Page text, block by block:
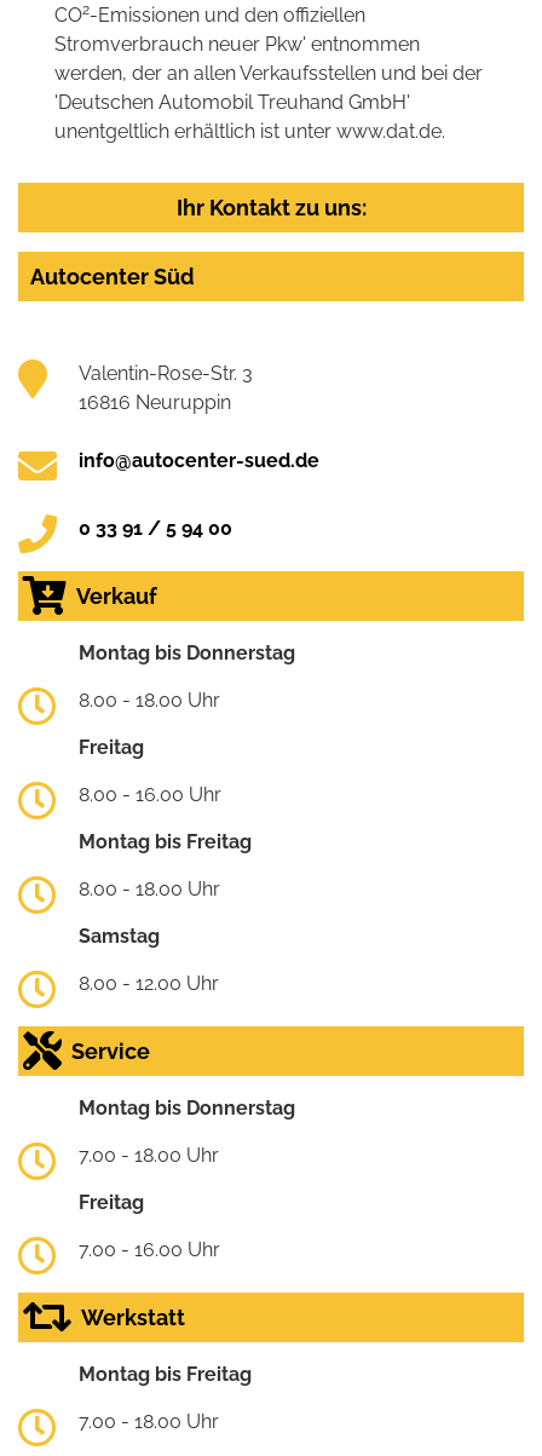
CO2-Emissionen und den offiziellen
Stromverbrauch neuer Pkw' entnommen
werden, der an allen Verkaufsstellen und bei der
'Deutschen Automobil Treuhand GmbH'
unentgeltlich erhältlich ist unter www.dat.de.
Ihr Kontakt zu uns:
Autocenter Süd
Valentin-Rose-Str. 3
16816 Neuruppin
info@autocenter-sued.de
0 33 91 / 5 94 00
Verkauf
Montag bis Donnerstag
8.00 - 18.00 Uhr
Freitag
8.00 - 16.00 Uhr
Montag bis Freitag
8.00 - 18.00 Uhr
Samstag
8.00 - 12.00 Uhr
Service
Montag bis Donnerstag
7.00 - 18.00 Uhr
Freitag
7.00 - 16.00 Uhr
Werkstatt
Montag bis Freitag
7.00 - 18.00 Uhr